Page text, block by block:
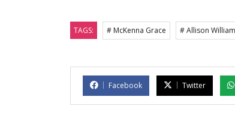
TAGS: # McKenna Grace # Allison
Facebook Twitter